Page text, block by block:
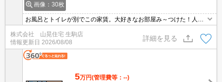
画像：30枚
お風呂とトイレが別でこの家賃。大好きなお部屋み～つけた！人気
のお風呂とトイレが別のセパレートタイプです(^^)しかも独立洗面
化粧台付き。ガスコンロのキッチンで自炊派の貴方にはうってつ
け！そのうえ南向きで日当り良好です☆ガスは人気の都市ガス仕
様。
株式会社 山晃住宅 生駒店
情報更新日 2026/08/08
詳細を見る
5万円(管理費等：--)